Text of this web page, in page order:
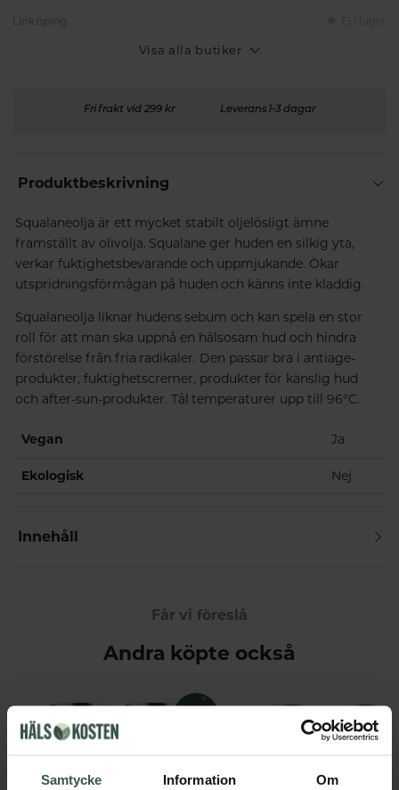
Samtycke Information Om
Visa alla butiker
Fri frakt vid 299 kr Leverans 1-3 dagar
Produktbeskrivning
Squalaneolja är ett mycket stabilt oljelösligt ämne
framställt av olivolja. Squalane ger huden en silkig yta,
verkar fuktighetsbevarande och uppmjukande. Ökar
utspridningsförmågan på huden och känns inte kladdig.
Squalaneolja liknar hudens sebum och kan spela en stor
roll för att man ska uppnå en hälsosam hud och hindra
förstörelse från fria radikaler. Den passar bra i antiage-
produkter, fuktighetscremer, produkter för känslig hud
och after-sun-produkter. Tål temperaturer upp till 96°C.
Vegan Ja
Ekologisk Nej
Innehåll
Får vi föreslå
Andra köpte också